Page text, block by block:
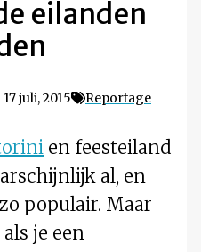
eilanden
juli, 2015 Reportage
en feesteiland
al, en
populair. Maar
je een